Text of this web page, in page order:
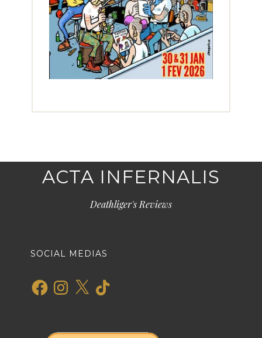
ACTA INFERNALIS
Deathliger's Reviews
SOCIAL MEDIAS
FacebookInstagram
X TikTok